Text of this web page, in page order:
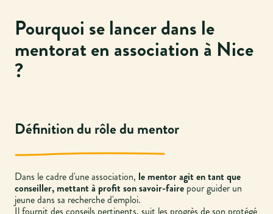
Pourquoi se lancer dans le
mentorat en association à Nice
?
Définition du rôle du mentor
Dans le cadre d'une association, le mentor agit en tant que
conseiller, mettant à profit son savoir-faire pour guider un
jeune dans sa recherche d'emploi.